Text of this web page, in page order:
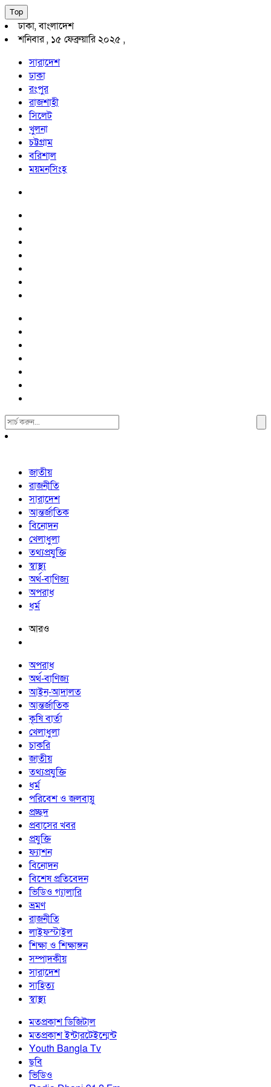
Top
ঢাকা, বাংলাদেশ
শনিবার , ১৫ ফেব্রুয়ারি ২০২৫ ,
সারাদেশ
ঢাকা
রংপুর
রাজশাহী
সিলেট
খুলনা
চট্টগ্রাম
বরিশাল
ময়মনসিংহ
Search
For:
জাতীয়
রাজনীতি
সারাদেশ
আন্তর্জাতিক
বিনোদন
খেলাধুলা
তথ্যপ্রযুক্তি
স্বাস্থ্য
অর্থ-বাণিজ্য
অপরাধ
ধর্ম
আরও
অপরাধ
অর্থ-বাণিজ্য
আইন-আদালত
আন্তর্জাতিক
কৃষি বার্তা
খেলাধুলা
চাকরি
জাতীয়
তথ্যপ্রযুক্তি
ধর্ম
পরিবেশ ও জলবায়ু
প্রচ্ছদ
প্রবাসের খবর
প্রযুক্তি
ফ্যাশন
বিনোদন
বিশেষ প্রতিবেদন
ভিডিও গ্যালারি
ভ্রমণ
রাজনীতি
লাইফস্টাইল
শিক্ষা ও শিক্ষাঙ্গন
সম্পাদকীয়
সারাদেশ
সাহিত্য
স্বাস্থ্য
মতপ্রকাশ ডিজিটাল
মতপ্রকাশ ইন্টারটেইন্মেন্ট
Youth Bangla Tv
ছবি
ভিডিও